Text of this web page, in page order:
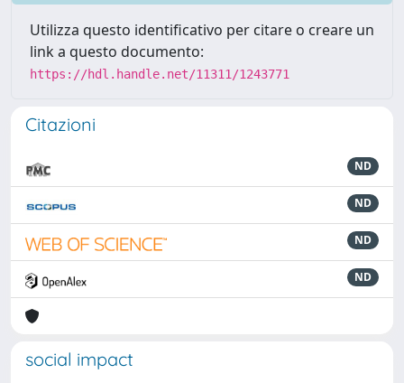
Utilizza questo identificativo per citare o creare un
link a questo documento:
https://hdl.handle.net/11311/1243771
Citazioni
ND
ND
ND
ND
social impact